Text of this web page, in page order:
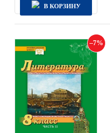
В КОРЗИНУ
7